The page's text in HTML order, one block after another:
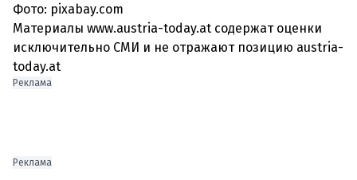
Фото: pixabay.com
Материалы www.austria-today.at содержат оценки
исключительно СМИ и не отражают позицию austria-
Реклама
Реклама